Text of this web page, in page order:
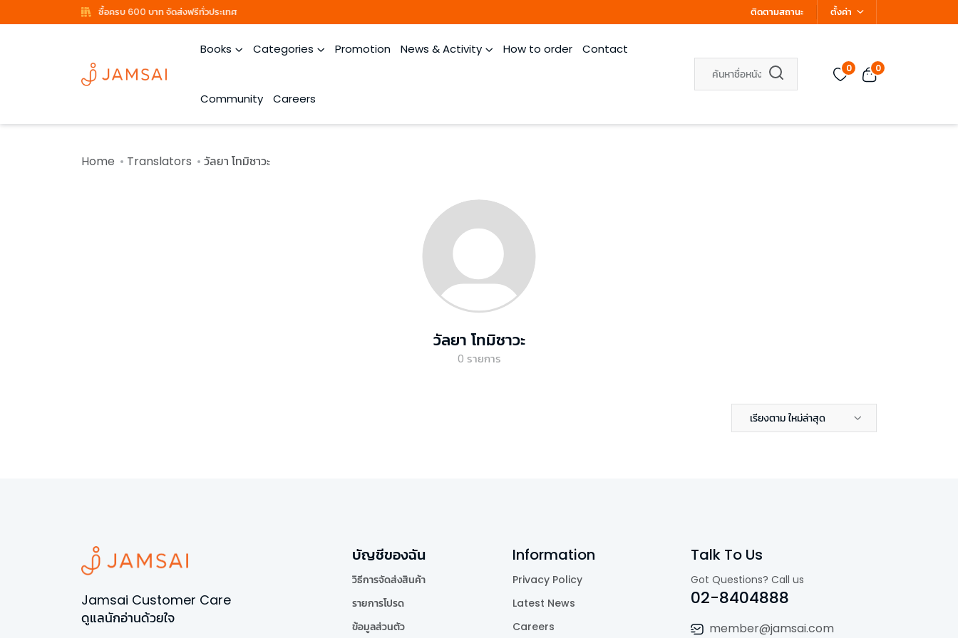
ซื้อครบ 600 บาท จัดส่งฟรีทั่วประเทศ ติดตามสถานะ ตั้งค่า
Books Categories Promotion News & Activity How to order Contact
Community Careers
0 0
Home Translators วัลยา โทมิซาวะ
วัลยา โทมิซาวะ
0 รายการ
เรียงตาม ใหม่ล่าสุด
Jamsai Customer Care
ดูแลนักอ่านด้วยใจ
บัญชีของฉัน
วิธีการจัดส่งสินค้า
รายการโปรด
ข้อมูลส่วนตัว
Information
Privacy Policy
Latest News
Careers
Talk To Us
Got Questions? Call us
02-8404888
member@jamsai.com